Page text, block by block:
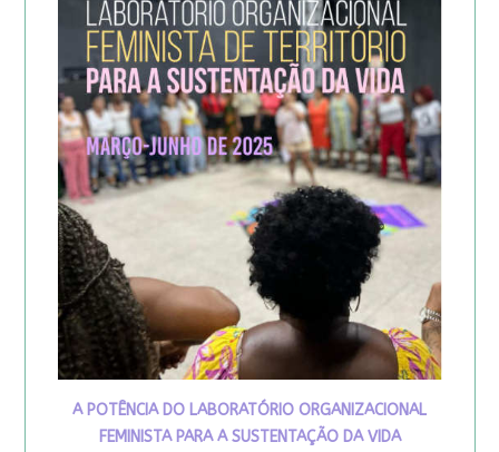
A POTÊNCIA DO LABORATÓRIO ORGANIZACIONAL
FEMINISTA PARA A SUSTENTAÇÃO DA VIDA